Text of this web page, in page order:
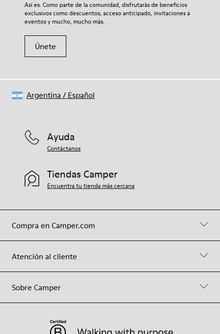
Así es. Como parte de la comunidad, disfrutarás de beneficios
exclusivos como descuentos, acceso anticipado, invitaciones a
eventos y mucho, mucho más.
Únete
Compra en Camper.com
Atención al cliente
Sobre Camper
Ayuda
Contáctanos
Tiendas Camper
Encuentra tu tienda más cercana
Argentina / Español